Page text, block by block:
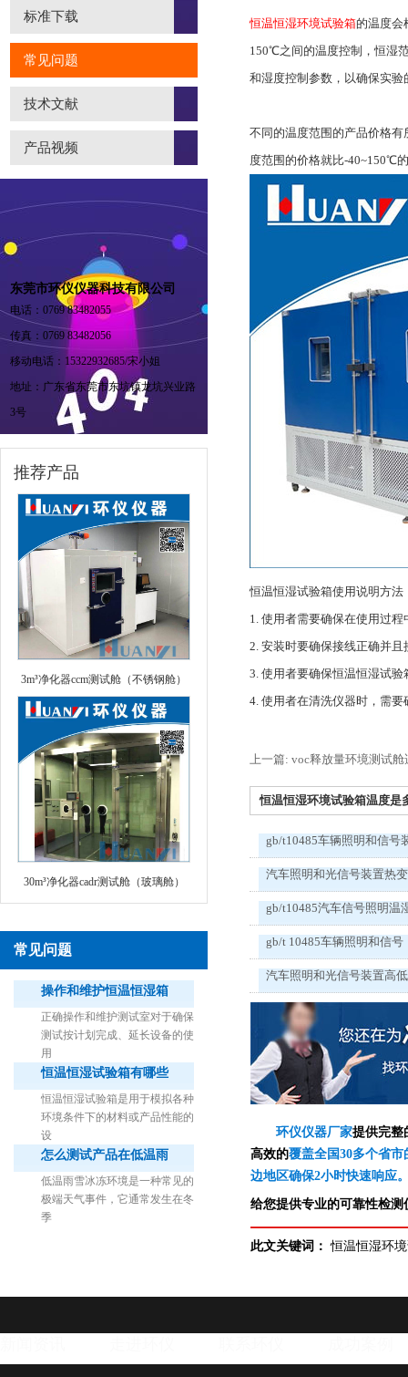
标准下载
常见问题
技术文献
产品视频
东莞市环仪仪器科技有限公司
电话：0769 83482055
传真：0769 83482056
移动电话：15322932685/宋小姐
地址：广东省东莞市东坑镇龙坑兴业路
3号
推荐产品
3m³净化器ccm测试舱（不锈钢舱）
30m³净化器cadr测试舱（玻璃舱）
常见问题
操作和维护恒温恒湿箱
正确操作和维护测试室对于确保
测试按计划完成、延长设备的使
用
恒温恒湿试验箱有哪些
恒温恒湿试验箱是用于模拟各种
环境条件下的材料或产品性能的
设
怎么测试产品在低温雨
低温雨雪冰冻环境是一种常见的
极端天气事件，它通常发生在冬
季
恒温恒湿环境试验箱的温度会
150℃之间的温度控制，恒湿
和湿度控制参数，以确保实验
不同的温度范围的产品价格
度范围的价格就比-40~150℃
恒温恒湿试验箱使用说明方法
1. 使用者需要确保在使用过
2. 安装时要确保接线正确并
3. 使用者要确保恒温恒湿试
4. 使用者在清洗仪器时，需
上一篇: voc释放量环境测试
恒温恒湿环境试验箱温度是
gb/t10485车辆照明和信号
汽车照明和光信号装置热
gb/t10485汽车信号照明温
gb/t 10485车辆照明和信号
汽车照明和光信号装置高
环仪仪器厂家提供完整
高效的覆盖全国30多个省
边地区确保2小时快速响应
给您提供专业的可靠性检测
此文关键词： 恒温恒湿环